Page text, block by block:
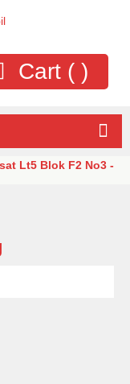
Cart ()
Lt5 Blok F2 No3 -